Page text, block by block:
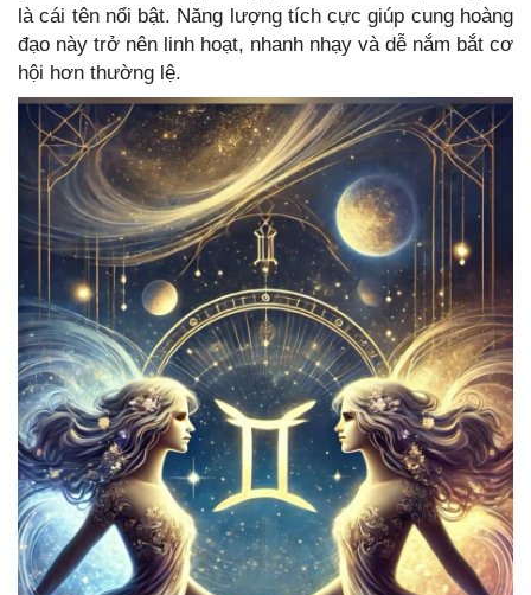
là cái tên nổi bật. Năng lượng tích cực giúp cung hoàng
đạo này trở nên linh hoạt, nhanh nhạy và dễ nắm bắt cơ
hội hơn thường lệ.